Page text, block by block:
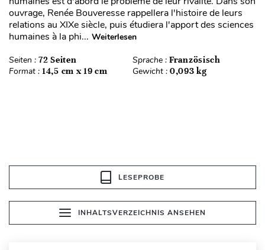
ouvrage, Renée Bouveresse rappellera l'histoire de leurs
relations au XIXe siècle, puis étudiera l'apport des sciences
humaines à la phi... Weiterlesen
Seiten : 72 Seiten Sprache : Französisch
Format : 14,5 cm x 19 cm Gewicht : 0,093 kg
LESEPROBE
INHALTSVERZEICHNIS ANSEHEN